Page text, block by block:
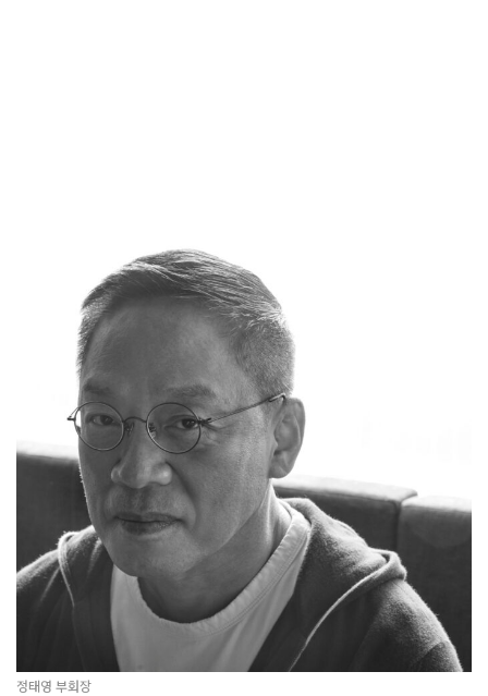
정태영 부회장